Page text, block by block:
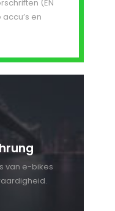
(EN
en
van e-bikes